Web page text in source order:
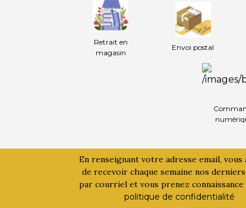
Retrait en
magasin
Envoi postal
En renseignant votre adresse email, vous
de recevoir chaque semaine nos
par courriel et vous prenez
politique de confidentialité